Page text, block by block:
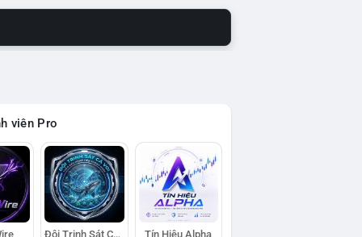
viên Pro
Đội Trinh Sát Cá Voi Tín Hiệu Alpha